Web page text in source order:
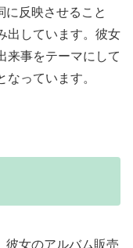
に反映させること
出しています。彼女
来事をテーマにして
っています。
彼女のアルバム販売